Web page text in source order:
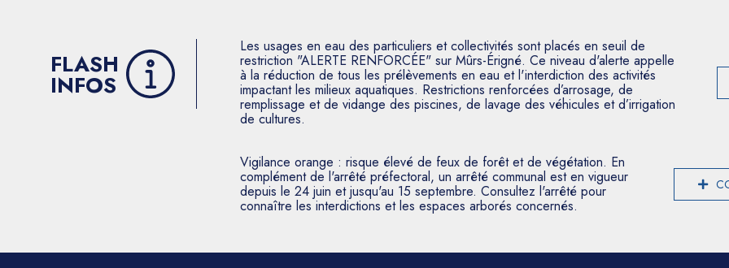
FLASH
INFOS
Les usages en eau des particuliers et collectivités sont placés en seuil de
restriction "ALERTE RENFORCÉE" sur Mûrs-Érigné. Ce niveau d'alerte appelle
à la réduction de tous les prélèvements en eau et l'interdiction des activités
impactant les milieux aquatiques. Restrictions renforcées d’arrosage, de
remplissage et de vidange des piscines, de lavage des véhicules et d’irrigation
de cultures.
Vigilance orange : risque élevé de feux de forêt et de végétation. En
complément de l'arrêté préfectoral, un arrêté communal est en vigueur
depuis le 24 juin et jusqu'au 15 septembre. Consultez l'arrêté pour
connaître les interdictions et les espaces arborés concernés.